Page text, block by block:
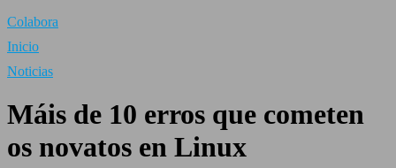
Colabora
Inicio
Noticias
Máis de 10 erros que cometen
os novatos en Linux